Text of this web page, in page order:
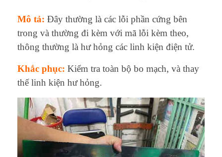
Mô tả: Đây thường là các lỗi phần cứng bên
trong và thường đi kèm với mã lỗi kèm theo,
thông thường là hư hỏng các linh kiện điện tử.
Khắc phục: Kiểm tra toàn bộ bo mạch, và thay
thế linh kiện hư hỏng.